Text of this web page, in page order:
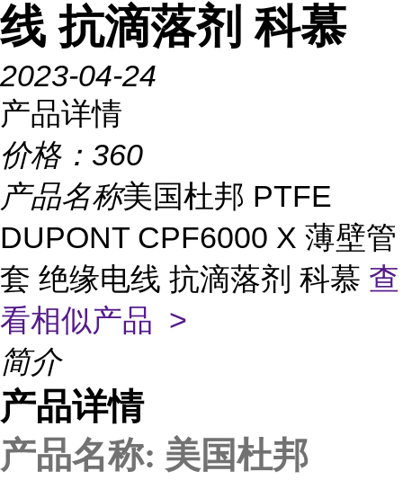
线 抗滴落剂 科慕
2023-04-24
产品详情
价格： 360
产品名称美国杜邦 PTFE
DUPONT CPF6000 X 薄壁管
套 绝缘电线 抗滴落剂 科慕 查
看相似产品 >
简介
产品详情
产品名称: 美国杜邦